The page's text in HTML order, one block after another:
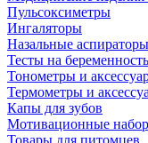
Пульсоксиметры
Ингаляторы
Назальные аспираторы
Тесты на беременность
Тонометры и
Термометры и
Капы для зубов
Мотивационные
Товары для питомцев